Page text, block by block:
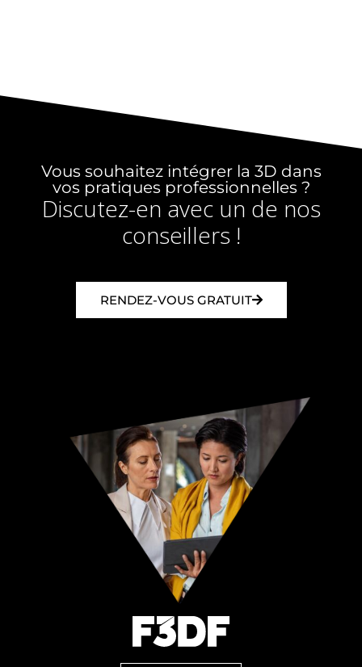
Vous souhaitez intégrer la 3D dans
vos pratiques professionnelles ?
Discutez-en avec un de nos
conseillers !
RENDEZ-VOUS GRATUIT